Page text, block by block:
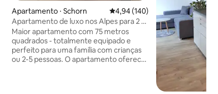
Apartamento ⋅ Schorn 4,94 de uma avaliação média de
4,94 (140)
Apartamento de luxo nos Alpes para 2 a
5 pessoas
Maior apartamento com 75 metros
quadrados - totalmente equipado e
perfeito para uma família com crianças
ou 2-5 pessoas. O apartamento oferece